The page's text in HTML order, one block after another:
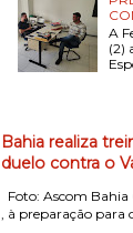
A
(2)
Bahia realiza
duelo contra o
Foto: Ascom
, à preparação para